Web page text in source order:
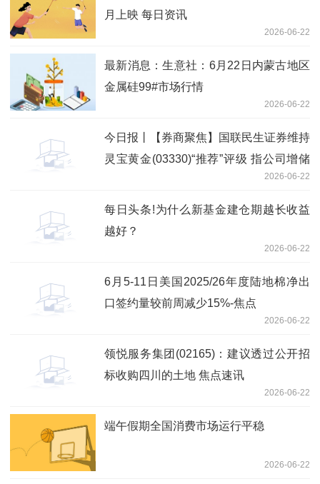
月上映 每日资讯
2026-06-22
最新消息：生意社：6月22日内蒙古地区
金属硅99#市场行情
2026-06-22
今日报丨【券商聚焦】国联民生证券维持
灵宝黄金(03330)“推荐”评级 指公司增储
2026-06-22
每日头条!为什么新基金建仓期越长收益
越好？
2026-06-22
6月5-11日美国2025/26年度陆地棉净出
口签约量较前周减少15%-焦点
2026-06-22
领悦服务集团(02165)：建议透过公开招
标收购四川的土地 焦点速讯
2026-06-22
端午假期全国消费市场运行平稳
2026-06-22